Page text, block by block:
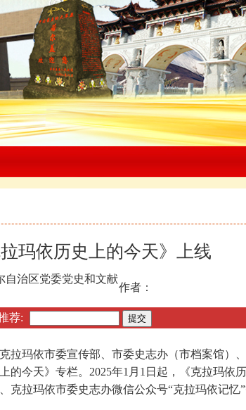
拉玛依历史上的今天》上线
自治区党委党史和文献
作者：
荐:
拉玛依市委宣传部、市委史志办（市档案馆）
的今天》专栏。2025年1月1日起，《克拉玛依
克拉玛依市委史志办微信公众号“克拉玛依记忆